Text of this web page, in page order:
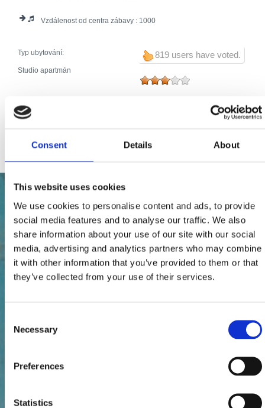
Consent Details About
This website uses cookies
We use cookies to personalise content and ads, to provide
social media features and to analyse our traffic. We also
share information about your use of our site with our social
media, advertising and analytics partners who may combine
it with other information that you’ve provided to them or that
they’ve collected from your use of their services.
Selection
Necessary
Preferences
Statistics
Vzdálenost od centra zábavy : 1000
819 users have voted.
Typ ubytování:
Studio apartmán
Hlavní postele (počet):
Pomocné postele (počet):